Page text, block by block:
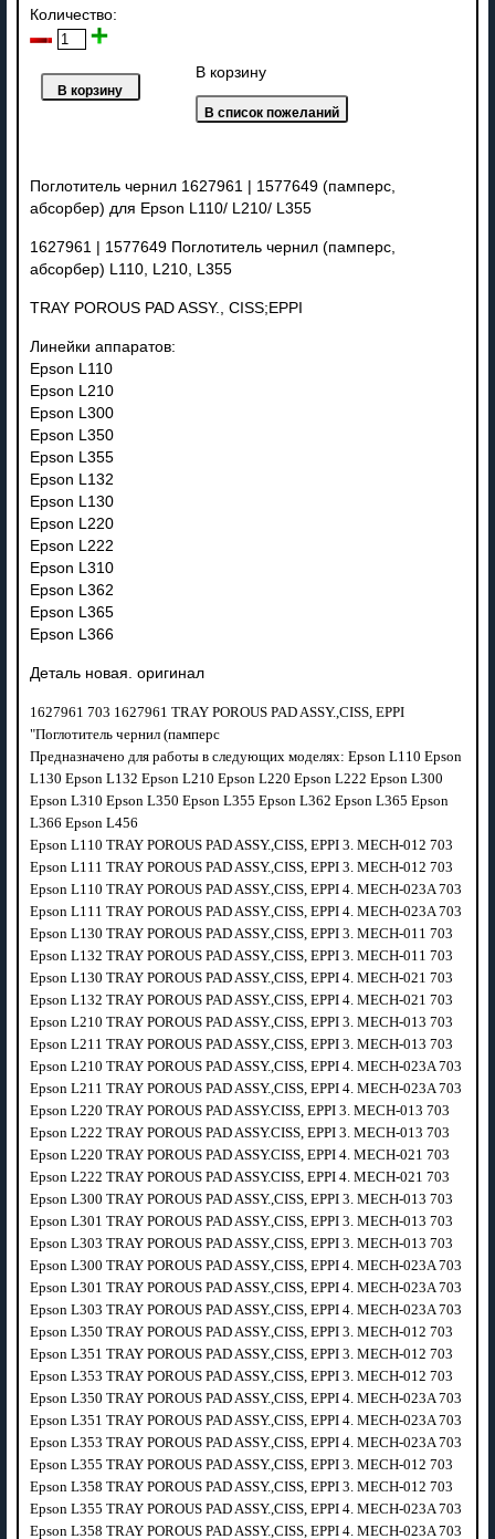
Количество:
В корзину
Поглотитель чернил 1627961 | 1577649 (памперс,
абсорбер) для Epson L110/ L210/ L355
1627961 | 1577649 Поглотитель чернил (памперс,
абсорбер) L110, L210, L355
TRAY POROUS PAD ASSY., CISS;EPPI
Линейки аппаратов:
Epson L110
Epson L210
Epson L300
Epson L350
Epson L355
Epson L132
Epson L130
Epson L220
Epson L222
Epson L310
Epson L362
Epson L365
Epson L366
Деталь новая. оригинал
1627961 703 1627961 TRAY POROUS PAD ASSY.,CISS, EPPI
"Поглотитель чернил (памперс
Предназначено для работы в следующих моделях: Epson L110 Epson
L130 Epson L132 Epson L210 Epson L220 Epson L222 Epson L300
Epson L310 Epson L350 Epson L355 Epson L362 Epson L365 Epson
L366 Epson L456
Epson L110 TRAY POROUS PAD ASSY.,CISS, EPPI 3. MECH-012 703
Epson L111 TRAY POROUS PAD ASSY.,CISS, EPPI 3. MECH-012 703
Epson L110 TRAY POROUS PAD ASSY.,CISS, EPPI 4. MECH-023A 703
Epson L111 TRAY POROUS PAD ASSY.,CISS, EPPI 4. MECH-023A 703
Epson L130 TRAY POROUS PAD ASSY.,CISS, EPPI 3. MECH-011 703
Epson L132 TRAY POROUS PAD ASSY.,CISS, EPPI 3. MECH-011 703
Epson L130 TRAY POROUS PAD ASSY.,CISS, EPPI 4. MECH-021 703
Epson L132 TRAY POROUS PAD ASSY.,CISS, EPPI 4. MECH-021 703
Epson L210 TRAY POROUS PAD ASSY.,CISS, EPPI 3. MECH-013 703
Epson L211 TRAY POROUS PAD ASSY.,CISS, EPPI 3. MECH-013 703
Epson L210 TRAY POROUS PAD ASSY.,CISS, EPPI 4. MECH-023A 703
Epson L211 TRAY POROUS PAD ASSY.,CISS, EPPI 4. MECH-023A 703
Epson L220 TRAY POROUS PAD ASSY.CISS, EPPI 3. MECH-013 703
Epson L222 TRAY POROUS PAD ASSY.CISS, EPPI 3. MECH-013 703
Epson L220 TRAY POROUS PAD ASSY.CISS, EPPI 4. MECH-021 703
Epson L222 TRAY POROUS PAD ASSY.CISS, EPPI 4. MECH-021 703
Epson L300 TRAY POROUS PAD ASSY.,CISS, EPPI 3. MECH-013 703
Epson L301 TRAY POROUS PAD ASSY.,CISS, EPPI 3. MECH-013 703
Epson L303 TRAY POROUS PAD ASSY.,CISS, EPPI 3. MECH-013 703
Epson L300 TRAY POROUS PAD ASSY.,CISS, EPPI 4. MECH-023A 703
Epson L301 TRAY POROUS PAD ASSY.,CISS, EPPI 4. MECH-023A 703
Epson L303 TRAY POROUS PAD ASSY.,CISS, EPPI 4. MECH-023A 703
Epson L350 TRAY POROUS PAD ASSY.,CISS, EPPI 3. MECH-012 703
Epson L351 TRAY POROUS PAD ASSY.,CISS, EPPI 3. MECH-012 703
Epson L353 TRAY POROUS PAD ASSY.,CISS, EPPI 3. MECH-012 703
Epson L350 TRAY POROUS PAD ASSY.,CISS, EPPI 4. MECH-023A 703
Epson L351 TRAY POROUS PAD ASSY.,CISS, EPPI 4. MECH-023A 703
Epson L353 TRAY POROUS PAD ASSY.,CISS, EPPI 4. MECH-023A 703
Epson L355 TRAY POROUS PAD ASSY.,CISS, EPPI 3. MECH-012 703
Epson L358 TRAY POROUS PAD ASSY.,CISS, EPPI 3. MECH-012 703
Epson L355 TRAY POROUS PAD ASSY.,CISS, EPPI 4. MECH-023A 703
Epson L358 TRAY POROUS PAD ASSY.,CISS, EPPI 4. MECH-023A 703